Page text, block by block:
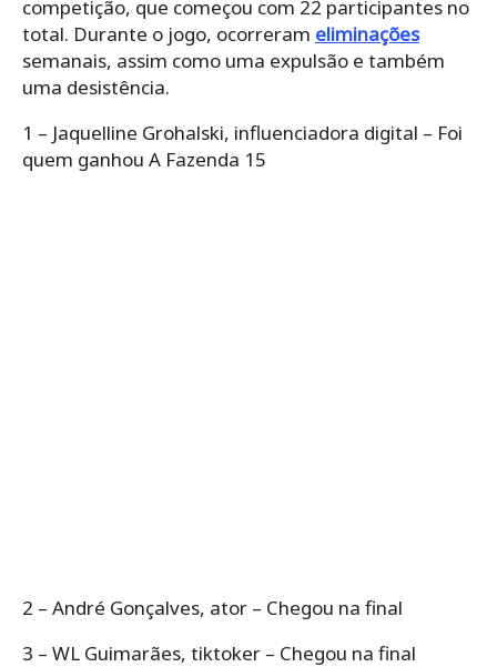
competição, que começou com 22 participantes no
total. Durante o jogo, ocorreram eliminações
semanais, assim como uma expulsão e também
uma desistência.
1 – Jaquelline Grohalski, influenciadora digital – Foi
quem ganhou A Fazenda 15
2 – André Gonçalves, ator – Chegou na final
3 – WL Guimarães, tiktoker – Chegou na final